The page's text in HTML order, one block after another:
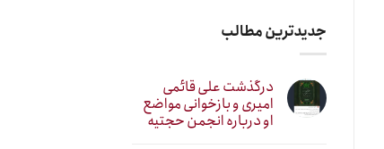
جدیدترین مطالب
درگذشت علی قائمی
امیری و بازخوانی مواضع
او درباره انجمن حجتیه